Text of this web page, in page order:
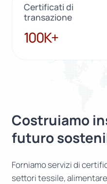
Certificati di
transazione
100K+
100K+
Costruiamo
futuro
Forniamo servizi di
settori tessile,